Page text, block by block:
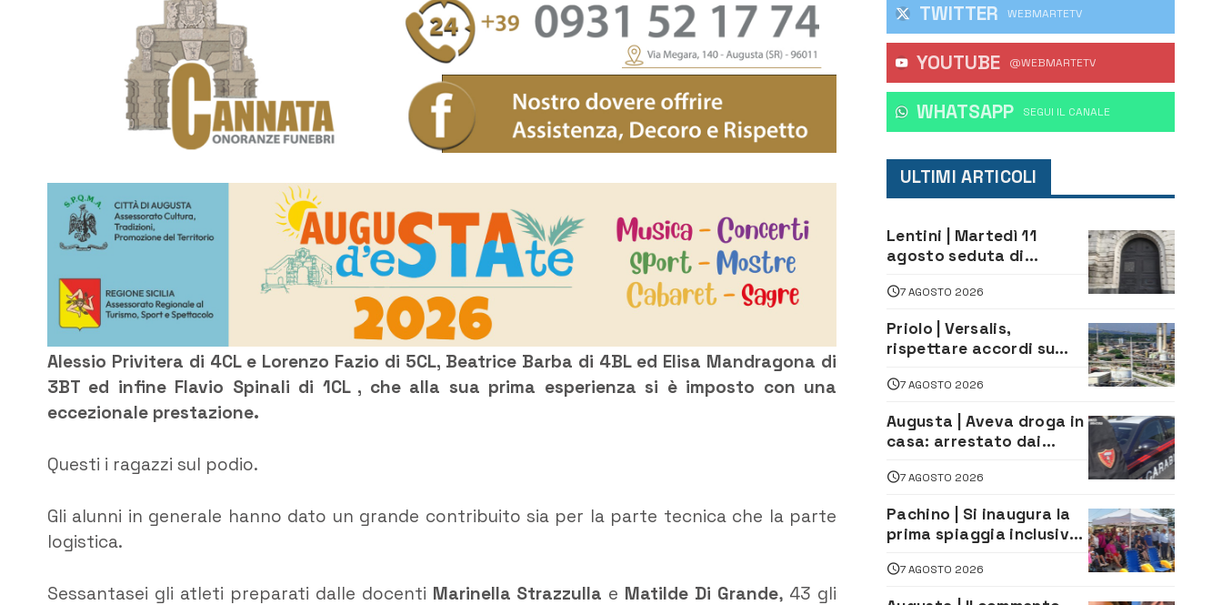
Alessio Privitera di 4CL e Lorenzo Fazio di 5CL, Beatrice Barba di 4BL ed Elisa Mandragona di
3BT ed infine Flavio Spinali di 1CL , che alla sua prima esperienza si è imposto con una
eccezionale prestazione.
Questi i ragazzi sul podio.
Gli alunni in generale hanno dato un grande contribuito sia per la parte tecnica che la parte
logistica.
Sessantasei gli atleti preparati dalle docenti Marinella Strazzulla e Matilde Di Grande, 43 gli
TWITTER WEBMARTETV
YOUTUBE @WEBMARTETV
WHATSAPP ‎SEGUI IL CANALE
ULTIMI ARTICOLI
Lentini | Martedì 11
agosto seduta di
7 AGOSTO 2026
Priolo | Versalis,
rispettare accordi su
lavoro. Il sindaco scrive
alla società
7 AGOSTO 2026
Augusta | Aveva droga in
casa: arrestato dai
7 AGOSTO 2026
Pachino | Si inaugura la
prima spiaggia inclusiva
assistenza e prevenzione
aperte a tutti
7 AGOSTO 2026